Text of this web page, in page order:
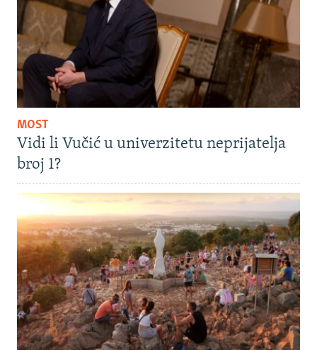
MOST
Vidi li Vučić u univerzitetu neprijatelja
broj 1?